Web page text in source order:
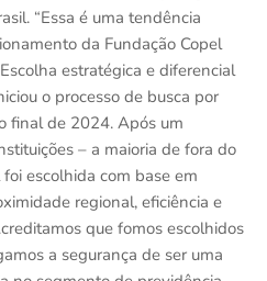
“Essa é uma tendência
da Fundação Copel
estratégica e diferencial
o processo de busca por
final de 2024. Após um
– a maioria de fora do
escolhida com base em
regional, eficiência e
que fomos escolhidos
a segurança de ser uma